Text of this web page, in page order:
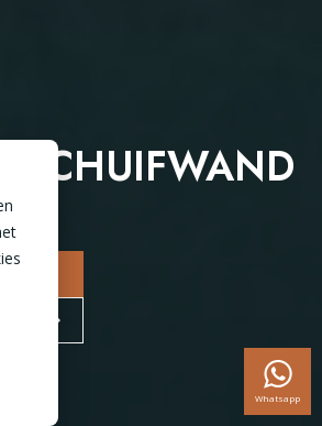
SCHUIFWAND
Whatsapp